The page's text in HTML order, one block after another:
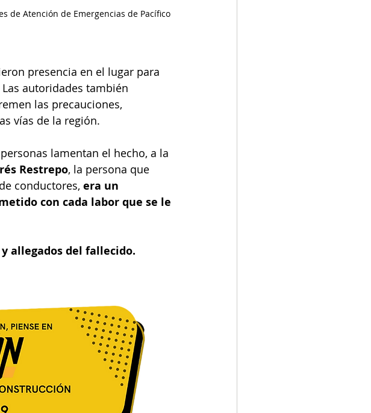
de Atención de Emergencias de Pacífico
presencia en el lugar para
autoridades también
las precauciones,
vías de la región.
lamentan el hecho, a la
Restrepo, la persona que
conductores, era un
con cada labor que se le
allegados del fallecido.